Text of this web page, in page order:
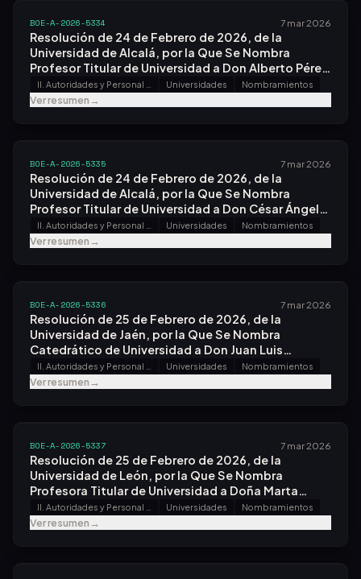
BOE-A-2026-5334 7 mar 2026
Resolución de 24 de Febrero de 2026, de la
Universidad de Alcalá, por la Que Se Nombra
Profesor Titular de Universidad a Don Alberto Pérez
López.
Universidades Nombramientos
Ver resumen→
BOE-A-2026-5335 7 mar 2026
Resolución de 24 de Febrero de 2026, de la
Universidad de Alcalá, por la Que Se Nombra
Profesor Titular de Universidad a Don César Ángel
Menor Salvan.
Universidades Nombramientos
Ver resumen→
BOE-A-2026-5336 7 mar 2026
Resolución de 25 de Febrero de 2026, de la
Universidad de Jaén, por la Que Se Nombra
Catedrático de Universidad a Don Juan Luis
Fuentes Osorio.
Universidades Nombramientos
Ver resumen→
BOE-A-2026-5337 7 mar 2026
Resolución de 25 de Febrero de 2026, de la
Universidad de León, por la Que Se Nombra
Profesora Titular de Universidad a Doña Marta
Fernández Riesco.
Universidades Nombramientos
Ver resumen→